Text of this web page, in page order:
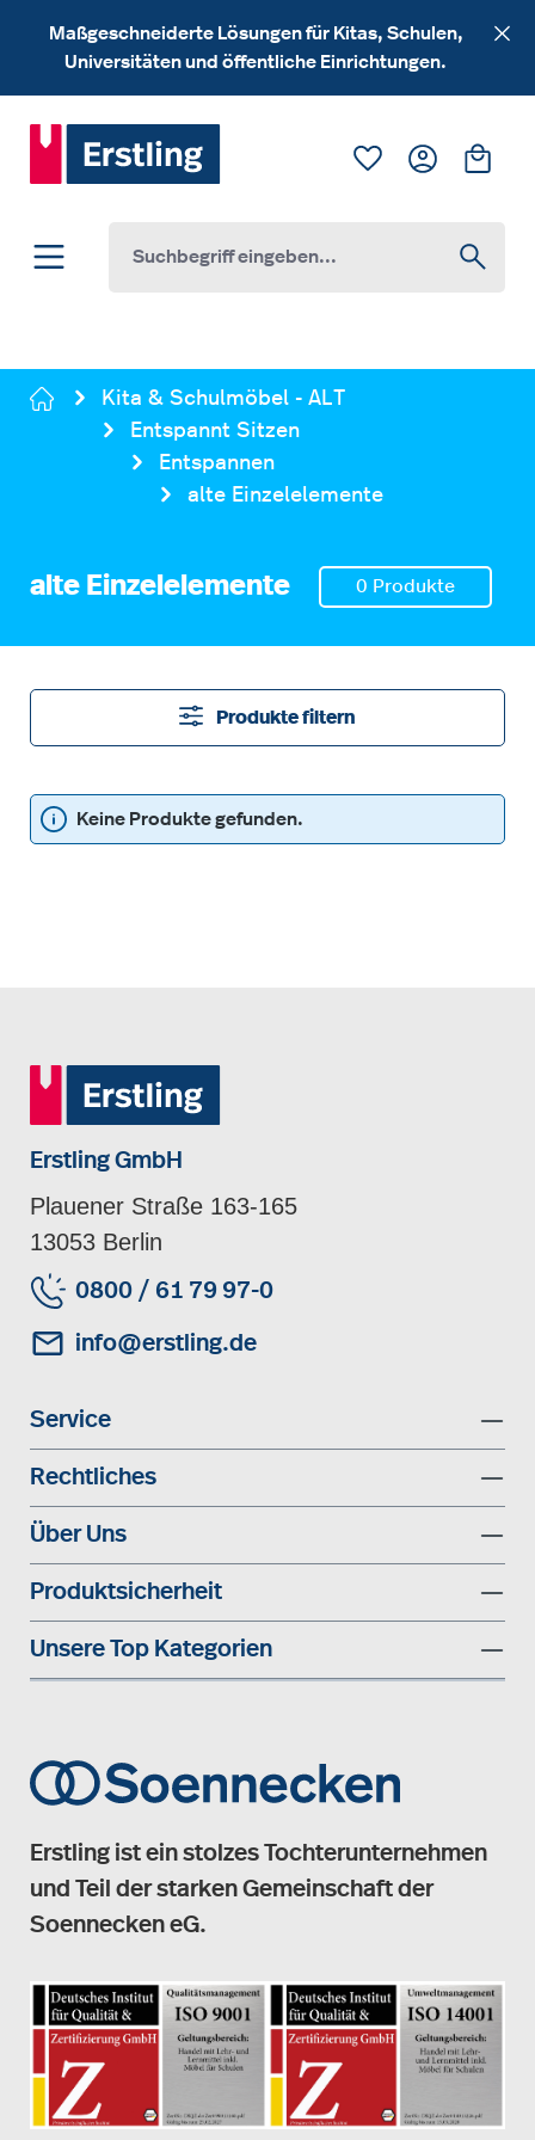
Zum Hauptinhalt springen
Maßgeschneiderte Lösungen für Kitas, Schulen,
Universitäten und öffentliche Einrichtungen.
Du hast 0
Kita & Schulmöbel - ALT
Entspannt Sitzen
Entspannen
alte Einzelelemente
alte Einzelelemente 0 Produkte
Produkte filtern
Keine Produkte gefunden.
Erstling GmbH
Plauener Straße 163-165
13053 Berlin
0800 / 61 79 97-0
info@erstling.de
Service
Rechtliches
Über Uns
Produktsicherheit
Unsere Top Kategorien
Erstling ist ein stolzes Tochterunternehmen
und Teil der starken Gemeinschaft der
Soennecken eG.